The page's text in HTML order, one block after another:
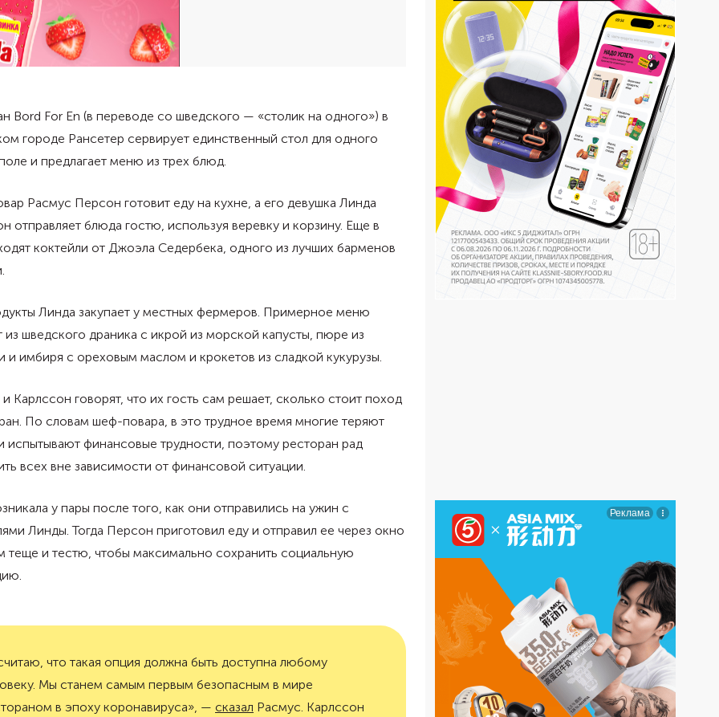
Bord For En (в переводе со шведского — «столик на одного») в
городе Рансетер сервирует единственный стол для одного
и предлагает меню из трех блюд.
Расмус Персон готовит еду на кухне, а его девушка Линда
отправляет блюда гостю, используя веревку и корзину. Еще в
коктейли от Джоэла Седербека, одного из лучших барменов
Линда закупает у местных фермеров. Примерное меню
из шведского драника с икрой из морской капусты, пюре из
и имбиря с ореховым маслом и крокетов из сладкой кукурузы.
Карлссон говорят, что их гость сам решает, сколько стоит поход
По словам шеф-повара, в это трудное время многие теряют
испытывают финансовые трудности, поэтому ресторан рад
всех вне зависимости от финансовой ситуации.
у пары после того, как они отправились на ужин с
Линды. Тогда Персон приготовил еду и отправил ее через окно
теще и тестю, чтобы максимально сохранить социальную
что такая опция должна быть доступна любому
Мы станем самым первым безопасным в мире
в эпоху коронавируса», — сказал Расмус. Карлссон